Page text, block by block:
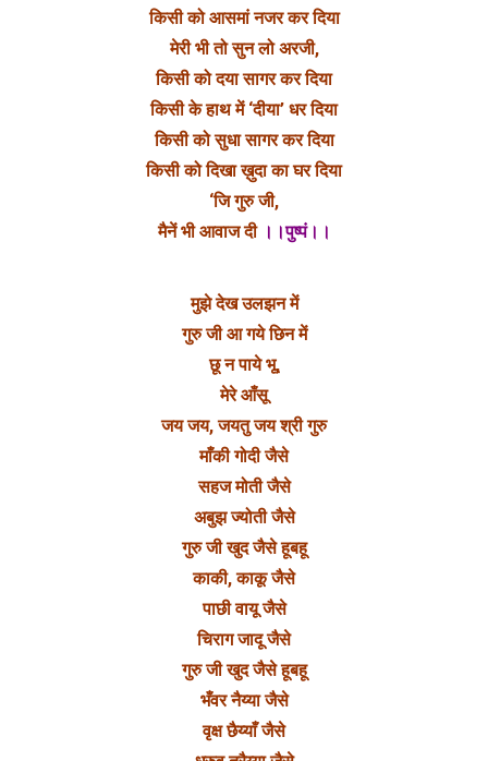
किसी को आसमां नजर कर दिया
मेरी भी तो सुन लो अरजी,
किसी को दया सागर कर दिया
किसी के हाथ में ‘दीया’ धर दिया
किसी को सुधा सागर कर दिया
किसी को दिखा ख़ुदा का घर दिया
‘जि गुरु जी,
मैनें भी आवाज दी ।।पुष्पं।।
मुझे देख उलझन में
गुरु जी आ गये छिन में
छू न पाये भू,
मेरे आँसू
जय जय, जयतु जय श्री गुरु
माँकी गोदी जैसे
सहज मोती जैसे
अबुझ ज्योती जैसे
गुरु जी खुद जैसे हूबहू
काकी, काकू जैसे
पाछी वायू जैसे
चिराग जादू जैसे
गुरु जी खुद जैसे हूबहू
भँवर नैय्या जैसे
वृक्ष छैय्याँ जैसे